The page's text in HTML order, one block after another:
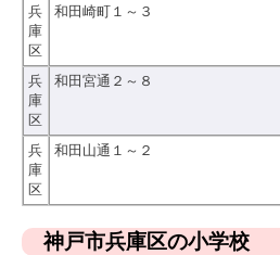
兵
庫
区
和田崎町１～３
兵
庫
区
和田宮通２～８
兵
庫
区
和田山通１～２
神戸市兵庫区の小学校